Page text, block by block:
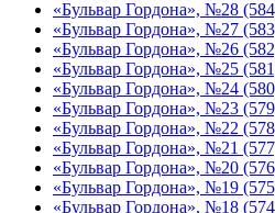
«Бульвар Гордона», №28
«Бульвар Гордона», №27
«Бульвар Гордона», №26
«Бульвар Гордона», №25
«Бульвар Гордона», №24
«Бульвар Гордона», №23
«Бульвар Гордона», №22
«Бульвар Гордона», №21
«Бульвар Гордона», №20
«Бульвар Гордона», №19
«Бульвар Гордона», №18